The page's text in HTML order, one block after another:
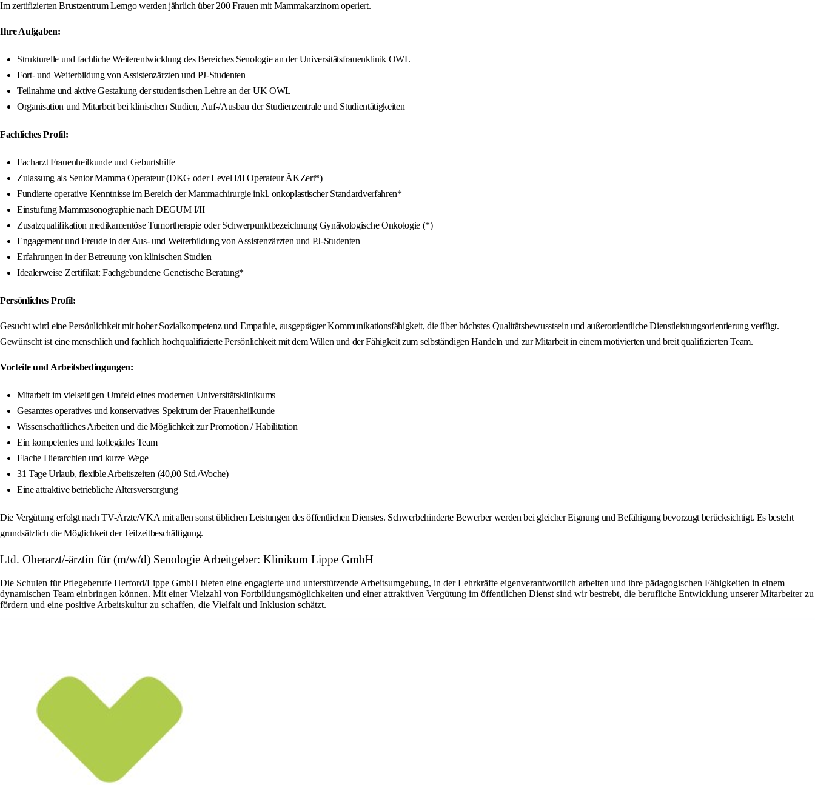
Im zertifizierten Brustzentrum Lemgo werden jährlich über 200 Frauen mit Mammakarzinom operiert.
Ihre Aufgaben:
Strukturelle und fachliche Weiterentwicklung des Bereiches Senologie an der Universitätsfrauenklinik OWL
Fort- und Weiterbildung von Assistenzärzten und PJ-Studenten
Teilnahme und aktive Gestaltung der studentischen Lehre an der UK OWL
Organisation und Mitarbeit bei klinischen Studien, Auf-/Ausbau der Studienzentrale und Studientätigkeiten
Fachliches Profil:
Facharzt Frauenheilkunde und Geburtshilfe
Zulassung als Senior Mamma Operateur (DKG oder Level I/II Operateur ÄKZert*)
Fundierte operative Kenntnisse im Bereich der Mammachirurgie inkl. onkoplastischer Standardverfahren*
Einstufung Mammasonographie nach DEGUM I/II
Zusatzqualifikation medikamentöse Tumortherapie oder Schwerpunktbezeichnung Gynäkologische Onkologie (*)
Engagement und Freude in der Aus- und Weiterbildung von Assistenzärzten und PJ-Studenten
Erfahrungen in der Betreuung von klinischen Studien
Idealerweise Zertifikat: Fachgebundene Genetische Beratung*
Persönliches Profil:
Gesucht wird eine Persönlichkeit mit hoher Sozialkompetenz und Empathie, ausgeprägter Kommunikationsfähigkeit, die über höchstes Qualitätsbewusstsein und außerordentliche Dienstleistungsorientierung verfügt.
Gewünscht ist eine menschlich und fachlich hochqualifizierte Persönlichkeit mit dem Willen und der Fähigkeit zum selbständigen Handeln und zur Mitarbeit in einem motivierten und breit qualifizierten Team.
Vorteile und Arbeitsbedingungen:
Mitarbeit im vielseitigen Umfeld eines modernen Universitätsklinikums
Gesamtes operatives und konservatives Spektrum der Frauenheilkunde
Wissenschaftliches Arbeiten und die Möglichkeit zur Promotion / Habilitation
Ein kompetentes und kollegiales Team
Flache Hierarchien und kurze Wege
31 Tage Urlaub, flexible Arbeitszeiten (40,00 Std./Woche)
Eine attraktive betriebliche Altersversorgung
Die Vergütung erfolgt nach TV-Ärzte/VKA mit allen sonst üblichen Leistungen des öffentlichen Dienstes. Schwerbehinderte Bewerber werden bei gleicher Eignung und Befähigung bevorzugt berücksichtigt. Es besteht
grundsätzlich die Möglichkeit der Teilzeitbeschäftigung.
Ltd. Oberarzt/-ärztin für (m/w/d) Senologie Arbeitgeber: Klinikum Lippe GmbH
Die Schulen für Pflegeberufe Herford/Lippe GmbH bieten eine engagierte und unterstützende Arbeitsumgebung, in der Lehrkräfte eigenverantwortlich arbeiten und ihre pädagogischen Fähigkeiten in einem
dynamischen Team einbringen können. Mit einer Vielzahl von Fortbildungsmöglichkeiten und einer attraktiven Vergütung im öffentlichen Dienst sind wir bestrebt, die berufliche Entwicklung unserer Mitarbeiter zu
fördern und eine positive Arbeitskultur zu schaffen, die Vielfalt und Inklusion schätzt.